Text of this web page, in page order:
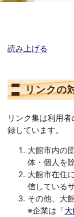
読み上げる
リンクの
リンク集は利用
録しています。
大館市内の
体・個人を
大館市在住
信している
その他、大
※企業は「